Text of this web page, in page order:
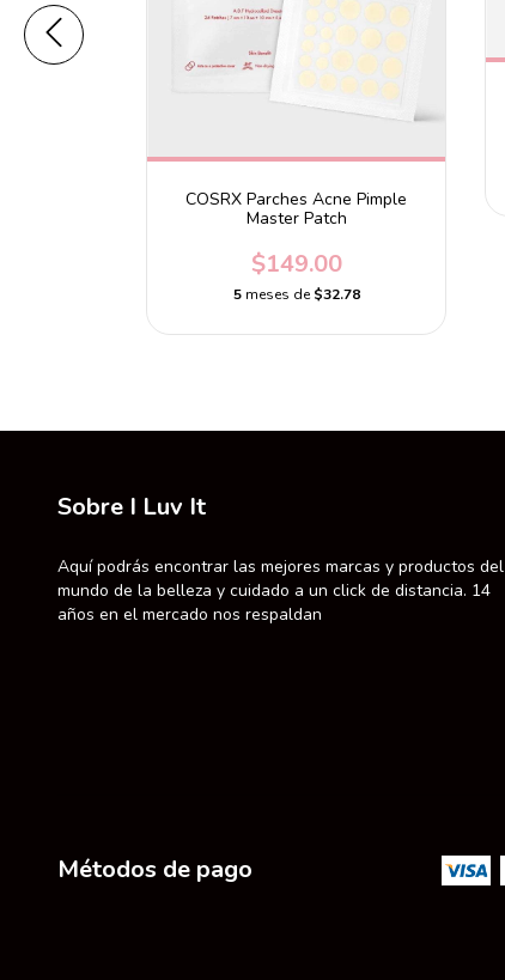
COSRX Parches Acne Pimple
Master Patch
$149.00
5 meses de$32.78
Sobre I Luv It
Aquí podrás encontrar las mejores marcas y productos del
mundo de la belleza y cuidado a un click de distancia. 14
años en el mercado nos respaldan
Métodos de pago